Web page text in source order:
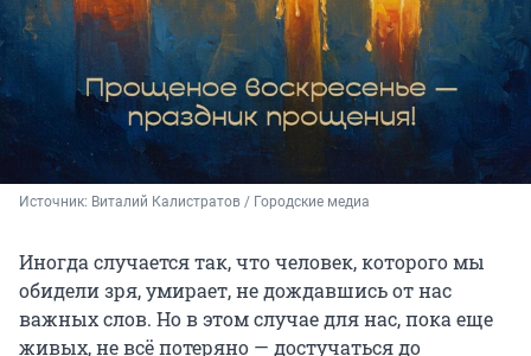
Источник: Виталий Калистратов / Городские медиа
Иногда случается так, что человек, которого мы
обидели зря, умирает, не дождавшись от нас
важных слов. Но в этом случае для нас, пока еще
живых, не всё потеряно — достучаться до